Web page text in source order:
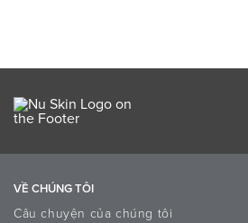
VỀ CHÚNG TÔI
Câu chuyện của chúng tôi